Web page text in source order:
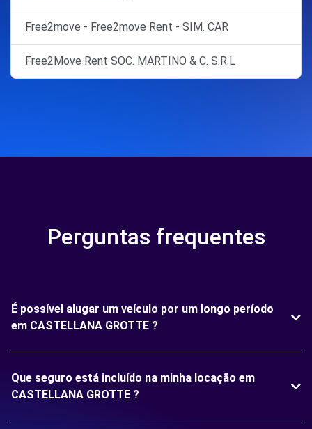
Free2move - Free2move Rent - SIM. CAR
Free2Move Rent SOC. MARTINO & C. S.R.L
Perguntas frequentes
É possível alugar um veículo por um longo período
em CASTELLANA GROTTE ?
Que seguro está incluído na minha locação em
CASTELLANA GROTTE ?